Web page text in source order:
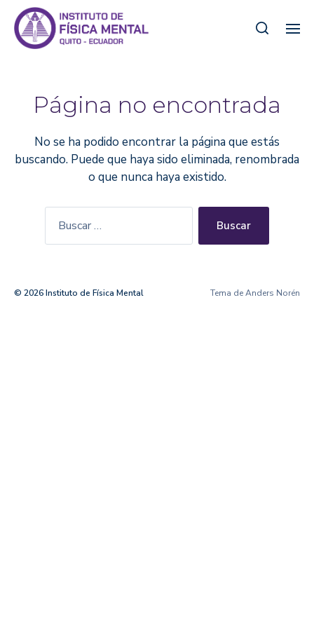
Página no encontrada
No se ha podido encontrar la página que estás
buscando. Puede que haya sido eliminada, renombrada
o que nunca haya existido.
© 2026Instituto de Física Mental Tema deAnders Norén